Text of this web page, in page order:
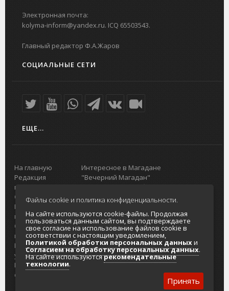
Электронная почта:
kolyma-inform@yandex.ru. ICQ 65503543.
Главный редактор Ф.А.Жаров
СОЦИАЛЬНЫЕ СЕТИ
ЕЩЕ...
На главную
Редакция
портала
О проекте
Реклама на
портале
Отзывы и
предложения
Интернет-
услуги
Разработка
сайтов
Интересное в Магадане
"Вечерний Магадан"
Реклама
Главный туристический портал
Колымы
Политика в отношении обработки
персональных данных
Согласие на обработку персональных
данных
Файлы cookie и политика конфиденциальности.
На сайте используются cookie-файлы. Продолжая
пользоваться данным сайтом, вы подтверждаете
свое согласие на использование файлов cookie в
соответствии с настоящим уведомлением,
Политикой обработки персональных данныхи
Согласием на обработку персональных данных.
На сайте используютсярекомендательные
технологии.
Принять